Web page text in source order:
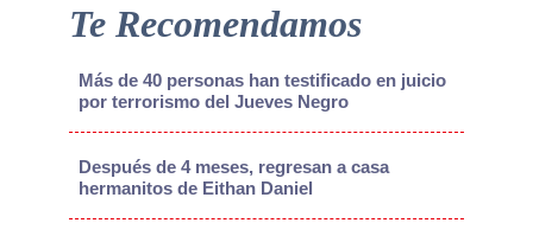
Te Recomendamos
Más de 40 personas han testificado en juicio
por terrorismo del Jueves Negro
Después de 4 meses, regresan a casa
hermanitos de Eithan Daniel